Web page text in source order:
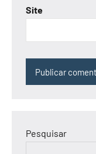
Site
Pesquisar